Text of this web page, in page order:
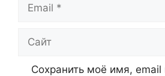
Сохранить моё имя, email